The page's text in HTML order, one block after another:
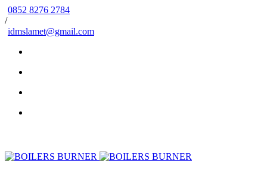
0852 8276 2784
/
idmslamet@gmail.com